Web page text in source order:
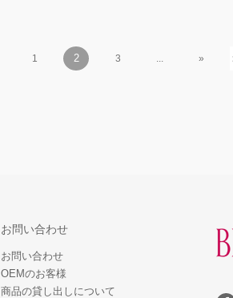
1 2 3 ... »
お問い合わせ
お問い合わせ
OEMのお客様
商品の貸し出しについて